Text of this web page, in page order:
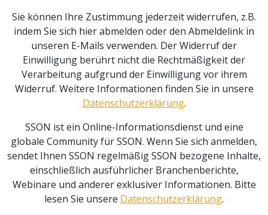
Sie können Ihre Zustimmung jederzeit widerrufen, z.B.
indem Sie sich hier abmelden oder den Abmeldelink in
unseren E-Mails verwenden. Der Widerruf der
Einwilligung berührt nicht die Rechtmäßigkeit der
Verarbeitung aufgrund der Einwilligung vor ihrem
Widerruf. Weitere Informationen finden Sie in unsere
Datenschutzerklärung.
SSON ist ein Online-Informationsdienst und eine
globale Community für SSON. Wenn Sie sich anmelden,
sendet Ihnen SSON regelmäßig SSON bezogene Inhalte,
einschließlich ausführlicher Branchenberichte,
Webinare und anderer exklusiver Informationen. Bitte
lesen Sie unsere Datenschutzerklärung.